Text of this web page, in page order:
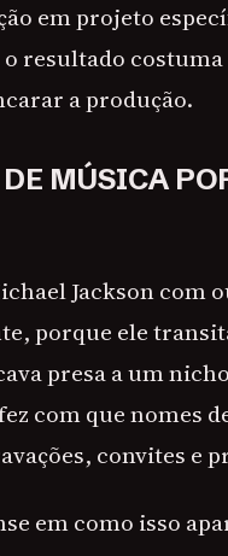
em projeto
resultado
a produção.
MÚSICA
Jackson com
porque ele
presa a um
com que nomes
convites e
em como isso